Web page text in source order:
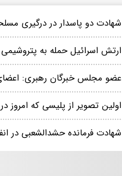
شهادت دو پاسدار در درگیری
ارتش اسرائیل حمله به پتروشیمی
عضو مجلس خبرگان رهبری:
اولین تصویر از پلیسی که
شهادت فرمانده حشدالشعبی در